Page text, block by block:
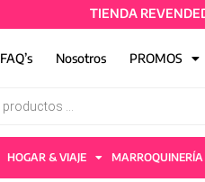
TIENDA
FAQ’s Nosotros PROMOS
HOGAR & VIAJE MARROQUINERÍA